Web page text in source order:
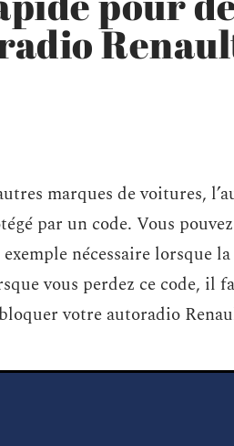
marques de voitures,
par un code. Vous
nécessaire lorsque
vous perdez ce code,
votre autoradio